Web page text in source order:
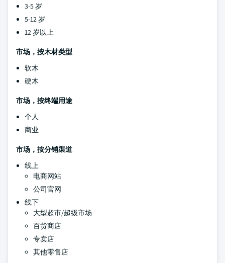
3-5 岁
5-12 岁
12 岁以上
市场，按木材类型
软木
硬木
市场，按终端用途
个人
商业
市场，按分销渠道
线上
电商网站
公司官网
线下
大型超市/超级市场
百货商店
专卖店
其他零售店